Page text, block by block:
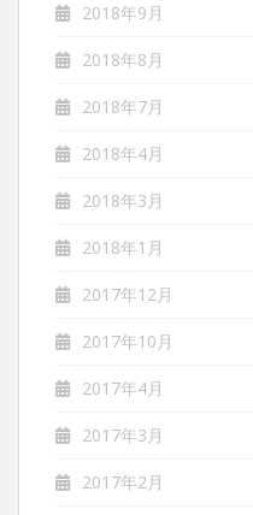
2018年9月
2018年8月
2018年7月
2018年4月
2018年3月
2018年1月
2017年12月
2017年10月
2017年4月
2017年3月
2017年2月